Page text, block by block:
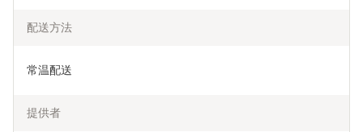
配送方法
常温配送
提供者